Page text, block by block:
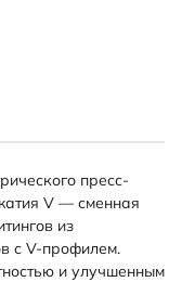
пресс-
V — сменная
из
с V-профилем.
и улучшенным